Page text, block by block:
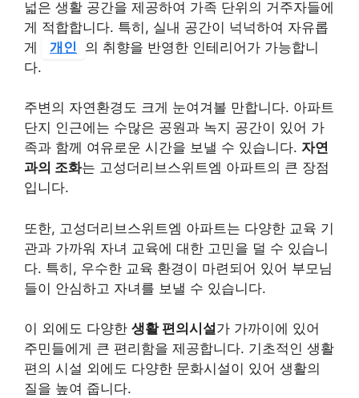
넓은 생활 공간을 제공하여 가족 단위의 거주자들에
게 적합합니다. 특히, 실내 공간이 넉넉하여 자유롭
게
개인 의 취향을 반영한 인테리어가 가능합니
다.
주변의 자연환경도 크게 눈여겨볼 만합니다. 아파트
단지 인근에는 수많은 공원과 녹지 공간이 있어 가
족과 함께 여유로운 시간을 보낼 수 있습니다. 자연
과의 조화는 고성더리브스위트엠 아파트의 큰 장점
입니다.
또한, 고성더리브스위트엠 아파트는 다양한 교육 기
관과 가까워 자녀 교육에 대한 고민을 덜 수 있습니
다. 특히, 우수한 교육 환경이 마련되어 있어 부모님
들이 안심하고 자녀를 보낼 수 있습니다.
이 외에도 다양한 생활 편의시설가 가까이에 있어
주민들에게 큰 편리함을 제공합니다. 기초적인 생활
편의 시설 외에도 다양한 문화시설이 있어 생활의
질을 높여 줍니다.